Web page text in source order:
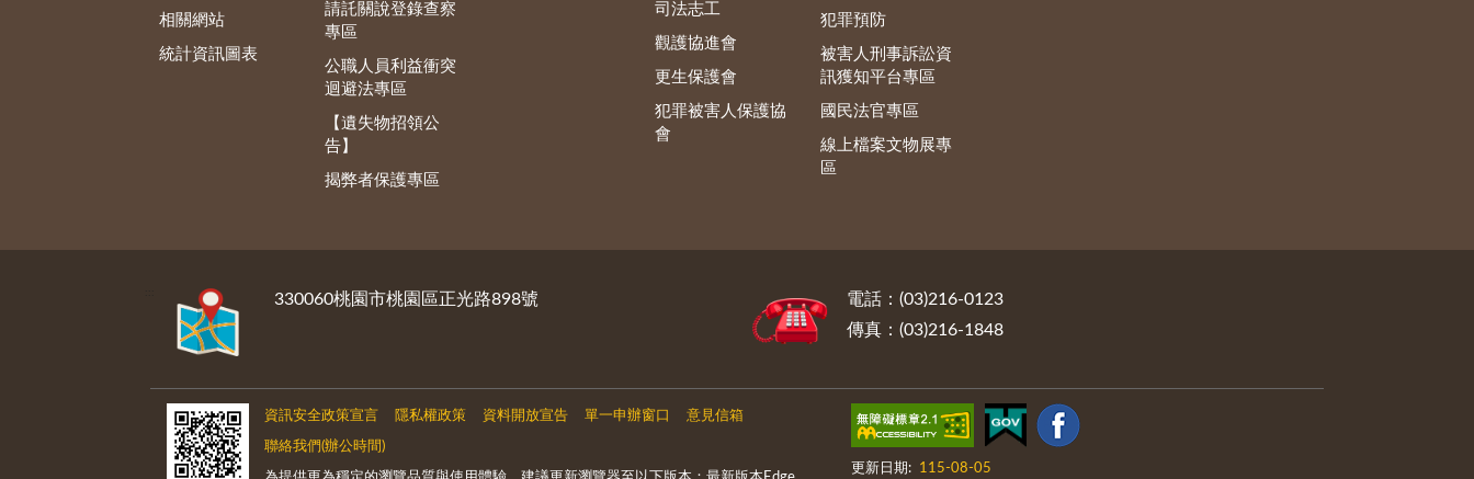
相關網站
統計資訊圖表
請託關說登錄查察
專區
公職人員利益衝突
迴避法專區
【遺失物招領公
告】
揭弊者保護專區
司法志工
觀護協進會
更生保護會
犯罪被害人保護協
會
犯罪預防
被害人刑事訴訟資
訊獲知平台專區
國民法官專區
線上檔案文物展專
區
330060桃園市桃園區正光路898號
電話：(03)216-0123
傳真：(03)216-1848
資訊安全政策宣言 隱私權政策 資料開放宣告 單一申辦窗口 意見信箱
聯絡我們(辦公時間)
更新日期: 115-08-05